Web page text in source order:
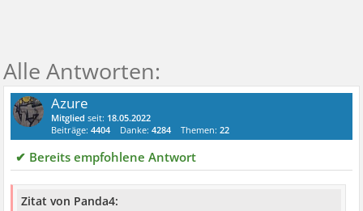
Azure
Mitglied seit: 18.05.2022
Beiträge:4404 Danke:4284 Themen:22
✔ Bereits empfohlene Antwort
Zitat von Panda4: